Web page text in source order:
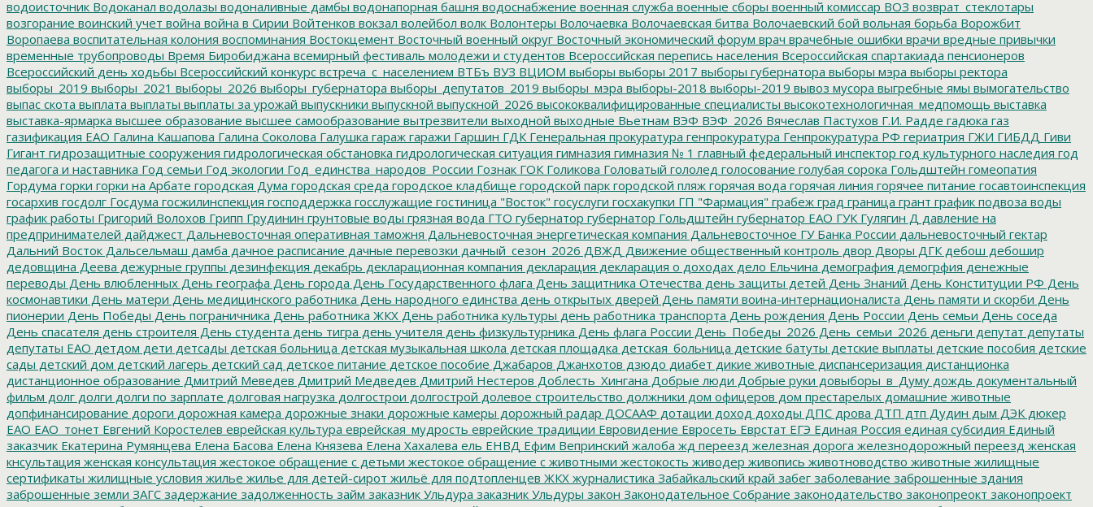
водоисточник Водоканал водолазы водоналивные дамбы водонапорная башня водоснабжение военная служба военные сборы военный комиссар ВОЗ возврат_стеклотары
возгорание воинский учет война война в Сирии Войтенков вокзал волейбол волк Волонтеры Волочаевка Волочаевская битва Волочаевский бой вольная борьба Ворожбит
Воропаева воспитательная колония воспоминания Востокцемент Восточный военный округ Восточный экономический форум врач врачебные ошибки врачи вредные привычки
временные трубопроводы Время Биробиджана всемирный фестиваль молодежи и студентов Всероссийская перепись населения Всероссийская спартакиада пенсионеров
Всероссийский день ходьбы Всероссийский конкурс встреча_с_населением ВТБъ ВУЗ ВЦИОМ выборы выборы 2017 выборы губернатора выборы мэра выборы ректора
выборы_2019 выборы_2021 выборы_2026 выборы_губернатора выборы_депутатов_2019 выборы_мэра выборы-2018 выборы-2019 вывоз мусора выгребные ямы вымогательство
выпас скота выплата выплаты выплаты за урожай выпускники выпускной выпускной_2026 высококвалифицированные специалисты высокотехнологичная_медпомощь выставка
выставка-ярмарка высшее образование высшее самообразование вытрезвители выходной выходные Вьетнам ВЭФ ВЭФ_2026 Вячеслав Пастухов Г.И. Радде гадюка газ
газификация ЕАО Галина Кашапова Галина Соколова Галушка гараж гаражи Гаршин ГДК Генеральная прокуратура генпрокуратура Генпрокуратура РФ гериатрия ГЖИ ГИБДД Гиви
Гигант гидрозащитные сооружения гидрологическая обстановка гидрологическая ситуация гимназия гимназия № 1 главный федеральный инспектор год культурного наследия год
педагога и наставника Год семьи Год экологии Год_единства_народов_России Гознак ГОК Голикова Головатый гололед голосование голубая сорока Гольдштейн гомеопатия
Гордума горки горки на Арбате городская Дума городская среда городское кладбище городской парк городской пляж горячая вода горячая линия горячее питание госавтоинспекция
госархив госдолг Госдума госжилинспекция господдержка госслужащие гостиница "Восток" госуслуги госхакупки ГП "Фармация" грабеж град граница грант график подвоза воды
график работы Григорий Волохов Грипп Грудинин грунтовые воды грязная вода ГТО губернатор губернатор Гольдштейн губернатор ЕАО ГУК Гулягин Д давление на
предпринимателей дайджест Дальневосточная оперативная таможня Дальневосточная энергетическая компания Дальневосточное ГУ Банка России дальневосточный гектар
Дальний Восток Дальсельмаш дамба дачное расписание дачные перевозки дачный_сезон_2026 ДВЖД Движение общественный контроль двор Дворы ДГК дебош дебошир
дедовщина Деева дежурные группы дезинфекция декабрь декларационная компания декларация декларация о доходах дело Ельчина демография демогрфия денежные
переводы День влюбленных День географа День города День Государственного флага День защитника Отечества день защиты детей День Знаний День Конституции РФ День
космонавтики День матери День медицинского работника День народного единства день открытых дверей День памяти воина-интернационалиста День памяти и скорби День
пионерии День Победы День пограничника День работника ЖКХ День работника культуры день работника транспорта День рождения День России День семьи День соседа
День спасателя день строителя День студента день тигра день учителя день физкультурника День флага России День_Победы_2026 День_семьи_2026 деньги депутат депутаты
депутаты ЕАО детдом дети детсады детская больница детская музыкальная школа детская площадка детская_больница детские батуты детские выплаты детские пособия детские
сады детский дом детский лагерь детский сад детское питание детское пособие Джабаров Джанхотов дзюдо диабет дикие животные диспансеризация дистанционка
дистанционное образование Дмитрий Меведев Дмитрий Медведев Дмитрий Нестеров Доблесть_Хингана Добрые люди Добрые руки довыборы_в_Думу дождь документальный
фильм долг долги долги по зарплате долговая нагрузка долгострои долгострой долевое строительство должники дом офицеров дом престарелых домашние животные
допфинансирование дороги дорожная камера дорожные знаки дорожные камеры дорожный радар ДОСААФ дотации доход доходы ДПС дрова ДТП дтп Дудин дым ДЭК дюкер
ЕАО ЕАО_тонет Евгений Коростелев еврейская культура еврейская_мудрость еврейские традиции Евровидение Евросеть Еврстат ЕГЭ Единая Россия единая субсидия Единый
заказчик Екатерина Румянцева Елена Басова Елена Князева Елена Хахалева ель ЕНВД Ефим Вепринский жалоба жд переезд железная дорога железнодорожный переезд женская
кнсультация женская консультация жестокое обращение с детьми жестокое обращение с животными жестокость живодер живопись животноводство животные жилищные
сертификаты жилищные условия жилье жилье для детей-сирот жильё для подтопленцев ЖКХ журналистика Забайкальский край забег заболевание заброшенные здания
заброшенные земли ЗАГС задержание задолженность займ заказник Ульдура заказник Ульдуры закон Законодательное Собрание законодательство законопреокт законопроект